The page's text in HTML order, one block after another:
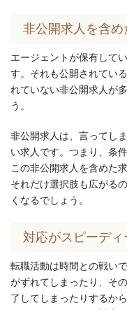
非公開求人を含め
エージェントが保有して
す。それも公開されてい
れていない非公開求人が
う。
非公開求人は、言ってし
い求人です。つまり、条
この非公開求人を含めた
それだけ選択肢も広がる
くなるでしょう。
対応がスピーディ
転職活動は時間との戦い
がずれてしまったり、そ
了してしまったりするか